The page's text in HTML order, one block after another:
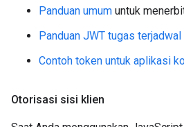
Panduan umum untuk
Panduan JWT tugas terjadwal
Contoh token untuk aplikasi
Otorisasi sisi klien